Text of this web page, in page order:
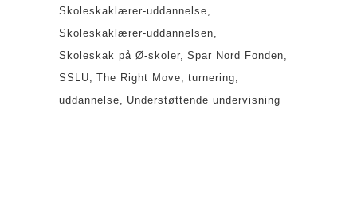
Skoleskaklærer-uddannelse
Skoleskaklærer-uddannelsen
Skoleskak på Ø-skoler Spar Nord Fonden
SSLU
The Right Move
turnering
uddannelse
Understøttende undervisning